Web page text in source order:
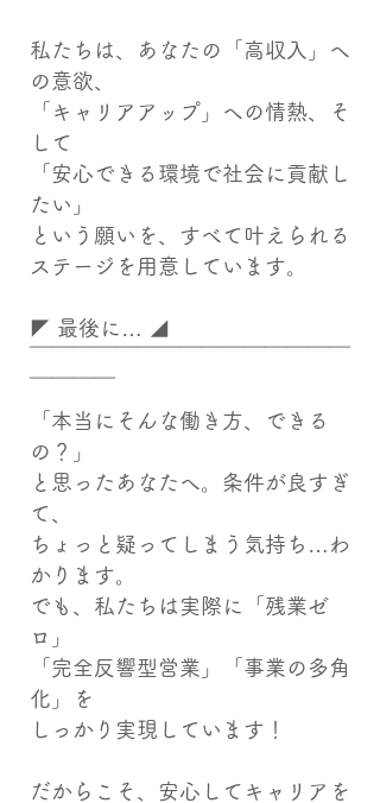
私たちは、あなたの「高収入」へ
の意欲、
「キャリアアップ」への情熱、そ
して
「安心できる環境で社会に貢献し
たい」
という願いを、すべて叶えられる
ステージを用意しています。
◤ 最後に… ◢
「本当にそんな働き方、できる
の？」
と思ったあなたへ。条件が良すぎ
て、
ちょっと疑ってしまう気持ち…わ
かります。
でも、私たちは実際に「残業ゼ
ロ」
「完全反響型営業」「事業の多角
化」を
しっかり実現しています！
だからこそ、安心してキャリアを